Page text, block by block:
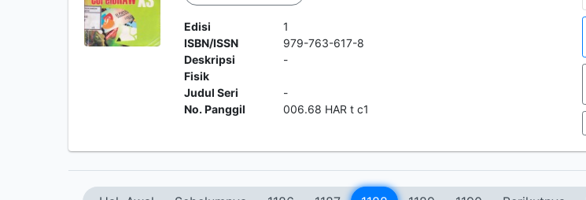
Edisi
1
ISBN/ISSN
979-763-617-8
Deskripsi
Fisik
-
Judul Seri
-
No. Panggil
006.68 HAR t c1